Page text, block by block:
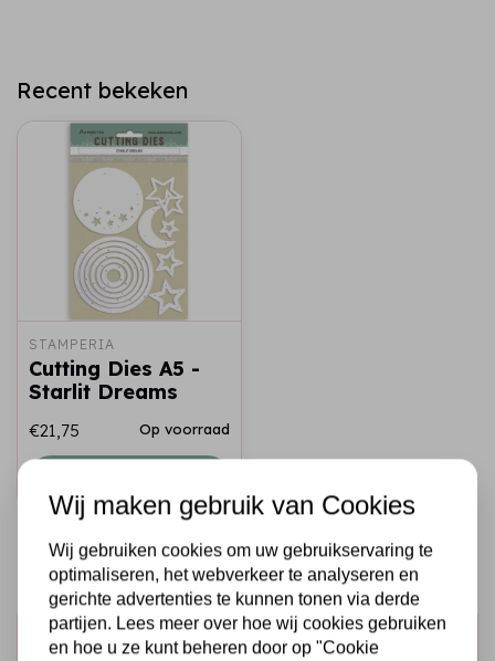
Recent bekeken
STAMPERIA
Cutting Dies A5 -
Starlit Dreams
€21,75 Op voorraad
Schrijf je in voor de nieuwsbrief
Wij maken gebruik van Cookies
Wij gebruiken cookies om uw gebruikservaring te
optimaliseren, het webverkeer te analyseren en
gerichte advertenties te kunnen tonen via derde
partijen. Lees meer over hoe wij cookies gebruiken
en hoe u ze kunt beheren door op "Cookie